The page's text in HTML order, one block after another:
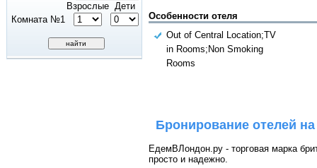
Взрослые Дети
Комната №1
Особенности отеля
Out of Central Location;TV
in Rooms;Non Smoking
Rooms
Бронирование отелей
ЕдемВЛондон.ру - торговая марка
просто и надежно.